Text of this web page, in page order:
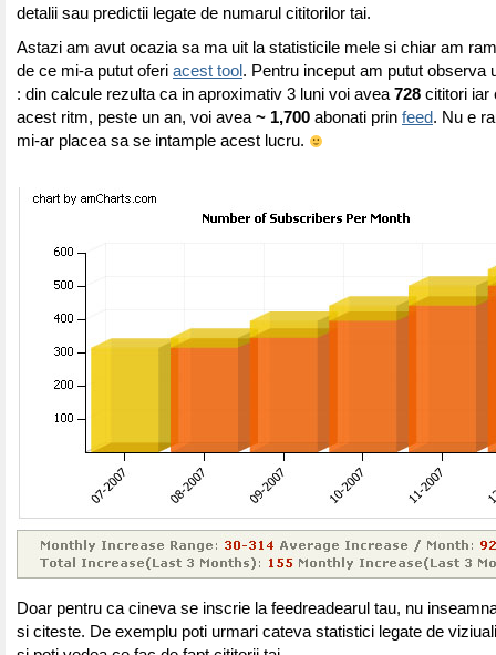
detalii sau predictii legate de numarul cititorilor tai.
Astazi am avut ocazia sa ma uit la statisticile mele si chiar am
de ce mi-a putut oferi acest tool . Pentru inceput am putut observa
: din calcule rezulta ca in aproximativ 3 luni voi avea 728 cititori iar
acest ritm, peste un an, voi avea ~ 1,700 abonati prin feed. Nu e
mi-ar placea sa se intample acest lucru.
Doar pentru ca cineva se inscrie la feedreadearul tau, nu
si citeste. De exemplu poti urmari cateva statistici legate de